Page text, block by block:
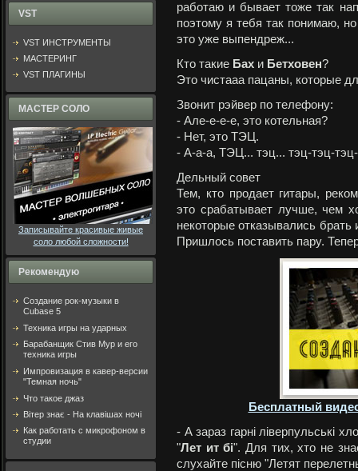
VST
VST ИНСТРУМЕНТЫ
МАСТЕРИНГ
VST ПЛАГИНЫ
МАСТЕР СОЛО
Записывайте красивые живые
соло любой сложности!
Рекомендую
Создание рок-музыки в
Cubase 5
Техника игры на ударных
Барабанщик Стив Мур и его
техника игры
Импровизация в кавер-версии
"Темная ночь"
Что такое джаз
Вітер знає - На клавішах ночі
Как работать с микрофоном в
студии
работаю и бывает тоже так
поэтому я тебя так понимаю,
это уже выпендреж...
Кто такие Бах и Бетховен?
Это чистааа пацаны, которые
Звонит рэйвер по телефону:
- Але-е-е-е, это котельная?
- Нет, это ТЭЦ.
- А-а-а, ТЭЦ... тэц... тэц-тэц-
Дельный совет
Тем, кто продает гитары,
это срабатывает лучше, чем
некоторые отказывались брать
Пришлось поставить пару.
Бесплатный
- А зараз гарні ліверпульські
"Лет ит бі". Для тих, хто не
слухайте пісню "Летят